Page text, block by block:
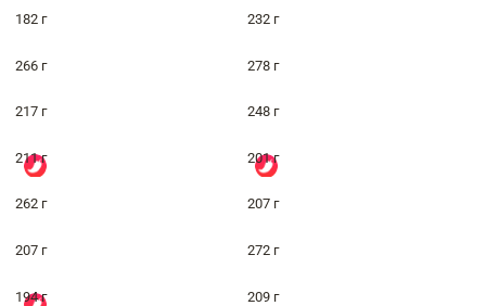
182 г 232 г
266 г 278 г
217 г 248 г
211 г 201 г
262 г 207 г
207 г 272 г
194 г 209 г